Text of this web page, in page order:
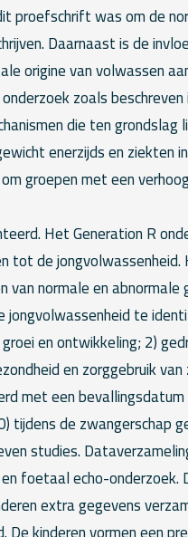
proefschrift was om de
Daarnaast is de
origine van volwassen
zoals beschreven
die ten grondslag
enerzijds en ziekten
groepen met een
Het Generation R
de jongvolwassenheid.
normale en abnormale
te
en ontwikkeling; 2)
en zorggebruik
met een
tijdens de zwangerschap
studies.
foetaal echo-onderzoek.
extra gegevens